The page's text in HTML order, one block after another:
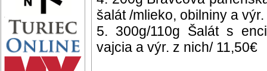
šalát /mlieko, obilniny a
5. 300g/110g Šalát s
vajcia a výr. z nich/ 11,50€